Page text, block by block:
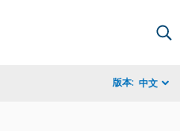
版本: 中文